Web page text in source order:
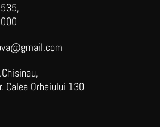
Calea Orheiului 130